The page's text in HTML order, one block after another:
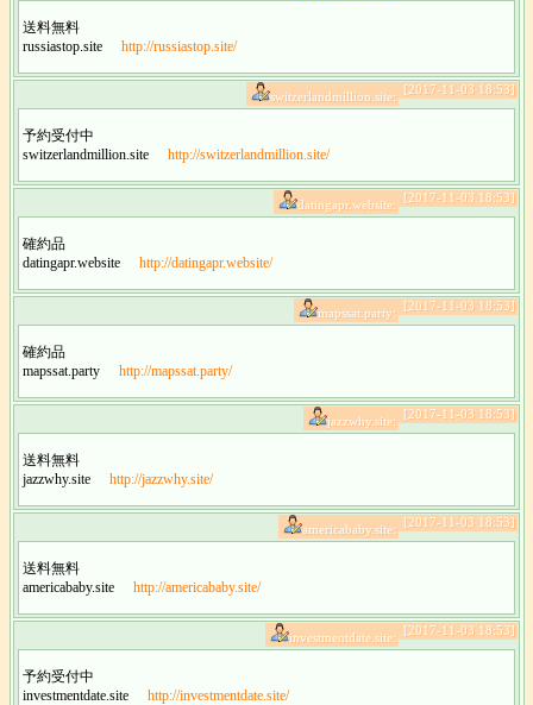
送料無料
russiastop.site
http://russiastop.site/
[2017-11-03 18:53]
switzerlandmillion.site:
予約受付中
switzerlandmillion.site
http://switzerlandmillion.site/
[2017-11-03 18:53]
datingapr.website:
確約品
datingapr.website
http://datingapr.website/
[2017-11-03 18:53]
mapssat.party:
確約品
mapssat.party
http://mapssat.party/
[2017-11-03 18:53]
jazzwhy.site:
送料無料
jazzwhy.site
http://jazzwhy.site/
[2017-11-03 18:53]
americababy.site:
送料無料
americababy.site
http://americababy.site/
[2017-11-03 18:53]
investmentdate.site:
予約受付中
investmentdate.site
http://investmentdate.site/